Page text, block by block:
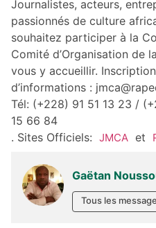
Journalistes, acteurs,
passionnés de culture
souhaitez participer à la
Comité d’Organisation de
vous y accueillir.
d’informations :
Tél: (+228) 91 51 13 23 /
15 66 84
. Sites Officiels: JMCA et
Gaëtan
Tous les